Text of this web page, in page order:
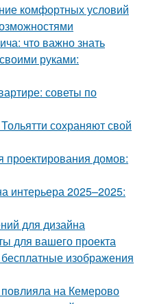
комфортных условий
что важно знать
руками:
советы по
сохраняют свой
домов:
интерьера 2025–2025:
для дизайна
для вашего проекта
изображения
на Кемерово